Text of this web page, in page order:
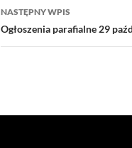
NASTĘPNY WPIS
Ogłoszenia parafialne 29